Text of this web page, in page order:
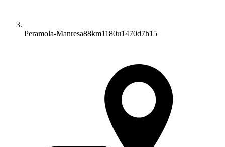
Peramola-Manresa88km1180u1470d7h15